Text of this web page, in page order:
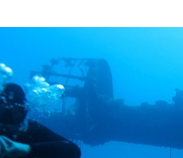
Forum ist auf
hier existiert